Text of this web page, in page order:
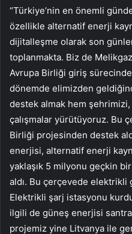
“Türkiye’nin en önemli
özellikle alternatif enerji
dijitalleşme olarak son
toplanmakta. Biz de
Avrupa Birliği giriş
dönemde elimizden
destek almak hem
çalışmalar yürütüyoruz. Bu
Birliği projesinden destek
enerjisi, alternatif enerji
yaklaşık 5 milyonu geçkin
aldı. Bu çerçevede elektrikli
Elektrikli şarj istasyonu
ilgili de güneş enerjisi
projemiz yine Litvanya ile